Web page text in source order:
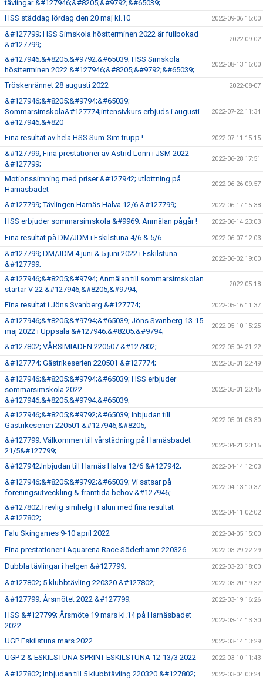
tävlingar &#127946;&#8205;&#9792;&#65039;
HSS städdag lördag den 20 maj kl.10 2022-09-06 15:00
&#127799; HSS Simskola höstterminen 2022 är fullbokad
&#127799;
2022-09-02
&#127946;&#8205;&#9792;&#65039; HSS Simskola
höstterminen 2022 &#127946;&#8205;&#9792;&#65039;
2022-08-13 16:00
Tröskenrännet 28 augusti 2022 2022-08-07
&#127946;&#8205;&#9794;&#65039;
Sommarsimskola&#127774;intensivkurs erbjuds i augusti
&#127946;&#820
2022-07-22 11:34
Fina resultat av hela HSS Sum-Sim trupp ! 2022-07-11 15:15
&#127799; Fina prestationer av Astrid Lönn i JSM 2022
&#127799;
2022-06-28 17:51
Motionssimning med priser &#127942; utlottning på
Harnäsbadet
2022-06-26 09:57
&#127799; Tävlingen Harnäs Halva 12/6 &#127799; 2022-06-17 15:38
HSS erbjuder sommarsimskola &#9969; Anmälan pågår ! 2022-06-14 23:03
Fina resultat på DM/JDM i Eskilstuna 4/6 & 5/6 2022-06-07 12:03
&#127799; DM/JDM 4 juni & 5 juni 2022 i Eskilstuna
&#127799;
2022-06-02 19:00
&#127946;&#8205;&#9794; Anmälan till sommarsimskolan
startar V 22 &#127946;&#8205;&#9794;
2022-05-18
Fina resultat i Jöns Svanberg &#127774; 2022-05-16 11:37
&#127946;&#8205;&#9794;&#65039; Jöns Svanberg 13-15
maj 2022 i Uppsala &#127946;&#8205;&#9794;
2022-05-10 15:25
&#127802; VÅRSIMIADEN 220507 &#127802; 2022-05-04 21:22
&#127774; Gästrikeserien 220501 &#127774; 2022-05-01 22:49
&#127946;&#8205;&#9794;&#65039; HSS erbjuder
sommarsimskola 2022
&#127946;&#8205;&#9794;&#65039;
2022-05-01 20:45
&#127946;&#8205;&#9792;&#65039; Inbjudan till
Gästrikeserien 220501 &#127946;&#8205;
2022-05-01 08:30
&#127799; Välkommen till vårstädning på Harnäsbadet
21/5&#127799;
2022-04-21 20:15
&#127942;Inbjudan till Harnäs Halva 12/6 &#127942; 2022-04-14 12:03
&#127946;&#8205;&#9792;&#65039; Vi satsar på
föreningsutveckling & framtida behov &#127946;
2022-04-13 10:37
&#127802;Trevlig simhelg i Falun med fina resultat
&#127802;
2022-04-11 02:02
Falu Skingames 9-10 april 2022 2022-04-05 15:00
Fina prestationer i Aquarena Race Söderhamn 220326 2022-03-29 22:29
Dubbla tävlingar i helgen &#127799; 2022-03-23 18:00
&#127802; 5 klubbtävling 220320 &#127802; 2022-03-20 19:32
&#127799; Årsmötet 2022 &#127799; 2022-03-19 16:26
HSS &#127799; Årsmöte 19 mars kl.14 på Harnäsbadet
2022
2022-03-14 13:30
UGP Eskilstuna mars 2022 2022-03-14 13:29
UGP 2 & ESKILSTUNA SPRINT ESKILSTUNA 12-13/3 2022 2022-03-10 11:43
&#127802; Inbjudan till 5 klubbtävling 220320 &#127802; 2022-03-04 00:24